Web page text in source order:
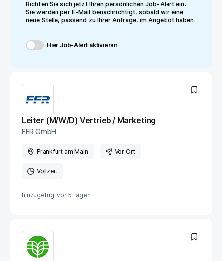
Richten Sie sich jetzt Ihren persönlichen Job-Alert ein.
Sie werden per E-Mail benachrichtigt, sobald wir eine
neue Stelle, passend zu Ihrer Anfrage, im Angebot haben.
Hier Job-Alert aktivieren
Leiter (M/W/D) Vertrieb / Marketing
FFR GmbH
Frankfurt am Main Vor Ort
Vollzeit
hinzugefügt vor 5 Tagen